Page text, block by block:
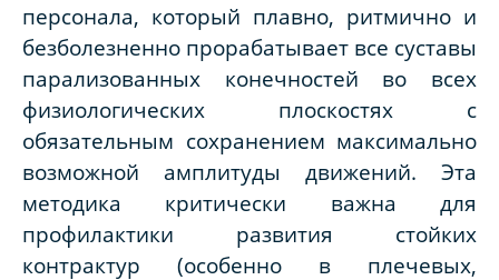
персонала, который плавно, ритмично и
безболезненно прорабатывает все суставы
парализованных конечностей во всех
физиологических плоскостях с
обязательным сохранением максимально
возможной амплитуды движений. Эта
методика критически важна для
профилактики развития стойких
контрактур (особенно в плечевых,